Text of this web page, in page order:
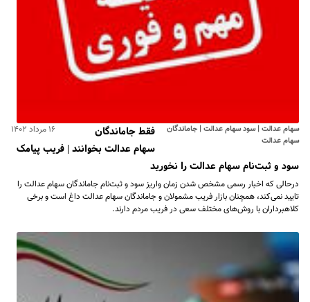
سهام عدالت | سود سهام عدالت | جاماندگان
سهام عدالت
۱۶ مرداد ۱۴۰۲
فقط جاماندگان
سهام عدالت بخوانند | فریب پیامک
سود و ثبت‌نام سهام عدالت را نخورید
درحالی که اخبار رسمی مشخص شدن زمان واریز سود و ثبت‌نام جاماندگان سهام عدالت را
تایید نمی‌کند، همچنان بازار فریب مشمولان و جاماندگان سهام عدالت داغ است و برخی
کلاهبرداران با روش‌های مختلف سعی در فریب مردم دارند.